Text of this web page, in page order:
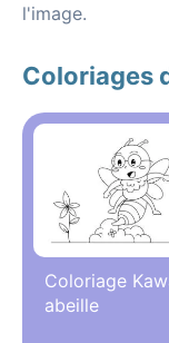
l'image.
Coloriages
Coloriage
abeille